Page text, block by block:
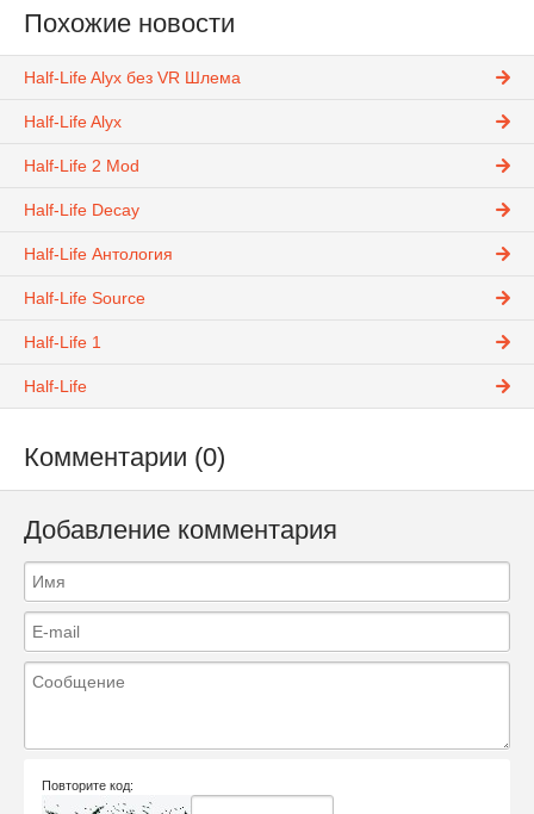
Похожие новости
Half-Life Alyx без VR Шлема
Half-Life Alyx
Half-Life 2 Mod
Half-Life Decay
Half-Life Антология
Half-Life Source
Half-Life 1
Half-Life
Комментарии (0)
Добавление комментария
Повторите код: